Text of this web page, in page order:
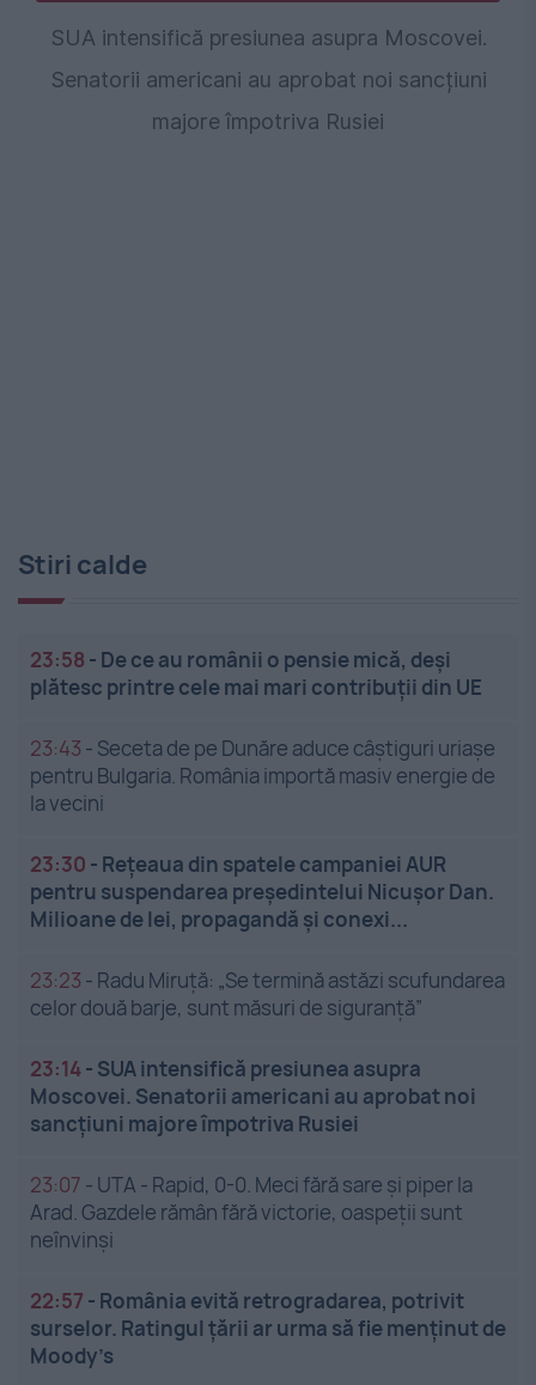
SUA intensifică presiunea asupra Moscovei.
Senatorii americani au aprobat noi sancțiuni
majore împotriva Rusiei
Stiri calde
23:58 - De ce au românii o pensie mică, deși
plătesc printre cele mai mari contribuții din UE
23:43 - Seceta de pe Dunăre aduce câștiguri uriașe
pentru Bulgaria. România importă masiv energie de
la vecini
23:30 - Rețeaua din spatele campaniei AUR
pentru suspendarea președintelui Nicușor Dan.
Milioane de lei, propagandă și conexi...
23:23 - Radu Miruță: „Se termină astăzi scufundarea
celor două barje, sunt măsuri de siguranţă”
23:14- SUA intensifică presiunea asupra
Moscovei. Senatorii americani au aprobat noi
sancțiuni majore împotriva Rusiei
23:07 - UTA - Rapid, 0-0. Meci fără sare și piper la
Arad. Gazdele rămân fără victorie, oaspeții sunt
neînvinși
22:57 - România evită retrogradarea, potrivit
surselor. Ratingul țării ar urma să fie menținut de
Moody’s